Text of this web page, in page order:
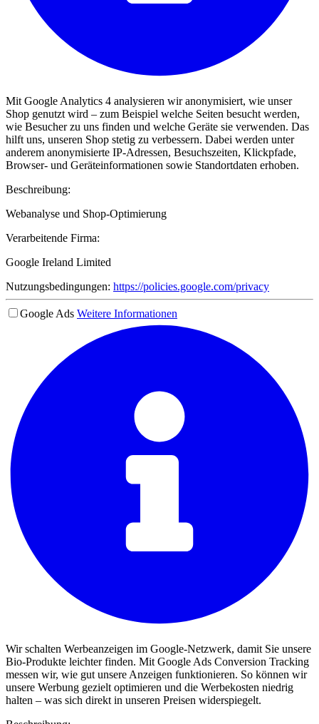
Mit Google Analytics 4 analysieren wir anonymisiert, wie unser
Shop genutzt wird – zum Beispiel welche Seiten besucht werden,
wie Besucher zu uns finden und welche Geräte sie verwenden. Das
hilft uns, unseren Shop stetig zu verbessern. Dabei werden unter
anderem anonymisierte IP-Adressen, Besuchszeiten, Klickpfade,
Browser- und Geräteinformationen sowie Standortdaten erhoben.
Beschreibung:
Webanalyse und Shop-Optimierung
Verarbeitende Firma:
Google Ireland Limited
Nutzungsbedingungen: https://policies.google.com/privacy
Google Ads Weitere Informationen
Wir schalten Werbeanzeigen im Google-Netzwerk, damit Sie unsere
Bio-Produkte leichter finden. Mit Google Ads Conversion Tracking
messen wir, wie gut unsere Anzeigen funktionieren. So können wir
unsere Werbung gezielt optimieren und die Werbekosten niedrig
halten – was sich direkt in unseren Preisen widerspiegelt.